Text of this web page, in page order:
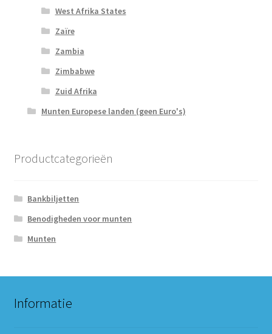
West Afrika States
Zaïre
Zambia
Zimbabwe
Zuid Afrika
Munten Europese landen (geen Euro's)
Productcategorieën
Bankbiljetten
Benodigheden voor munten
Munten
Informatie